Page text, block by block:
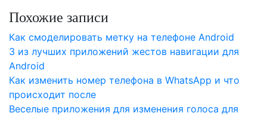
Похожие записи
Как смоделировать метку на телефоне Android
3 из лучших приложений жестов навигации для
Android
Как изменить номер телефона в WhatsApp и что
происходит после
Веселые приложения для изменения голоса для